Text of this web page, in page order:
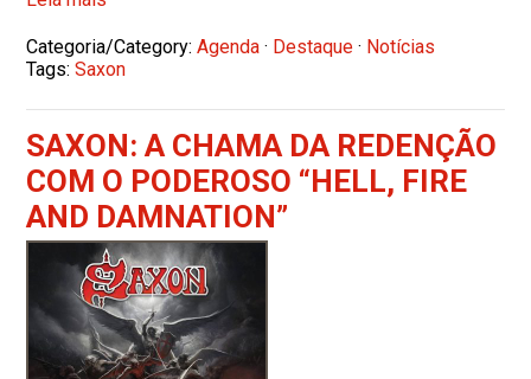
Categoria/Category:Agenda · Destaque · Notícias
Tags:Saxon
SAXON: A CHAMA DA REDENÇÃO
COM O PODEROSO “HELL, FIRE
AND DAMNATION”